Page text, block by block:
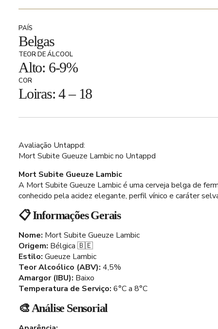
PAÍS
Belgas
TEOR DE ÁLCOOL
Alto: 6-9%
COR
Loiras: 4 – 18
Avaliação Untappd:
Mort Subite Gueuze Lambic no Untappd
Mort Subite Gueuze Lambic
A Mort Subite Gueuze Lambic é uma cerveja belga de
conhecido pela acidez elegante, perfil vínico e caráter
📋 Informações Gerais
Nome: Mort Subite Gueuze Lambic
Origem: Bélgica 🇧🇪
Estilo: Gueuze Lambic
Teor Alcoólico (ABV): 4,5%
Amargor (IBU): Baixo
Temperatura de Serviço: 6°C a 8°C
🎨 Análise Sensorial